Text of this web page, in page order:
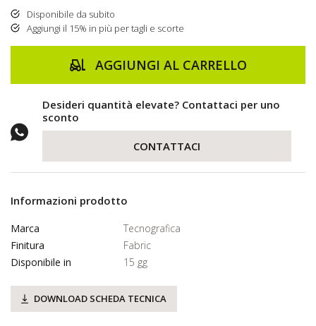
Disponibile da subito
Aggiungi il 15% in più per tagli e scorte
AGGIUNGI AL CARRELLO
Desideri quantità elevate? Contattaci per uno
sconto
CONTATTACI
Informazioni prodotto
Marca
Tecnografica
Finitura
Fabric
Disponibile in
15 gg
DOWNLOAD SCHEDA TECNICA